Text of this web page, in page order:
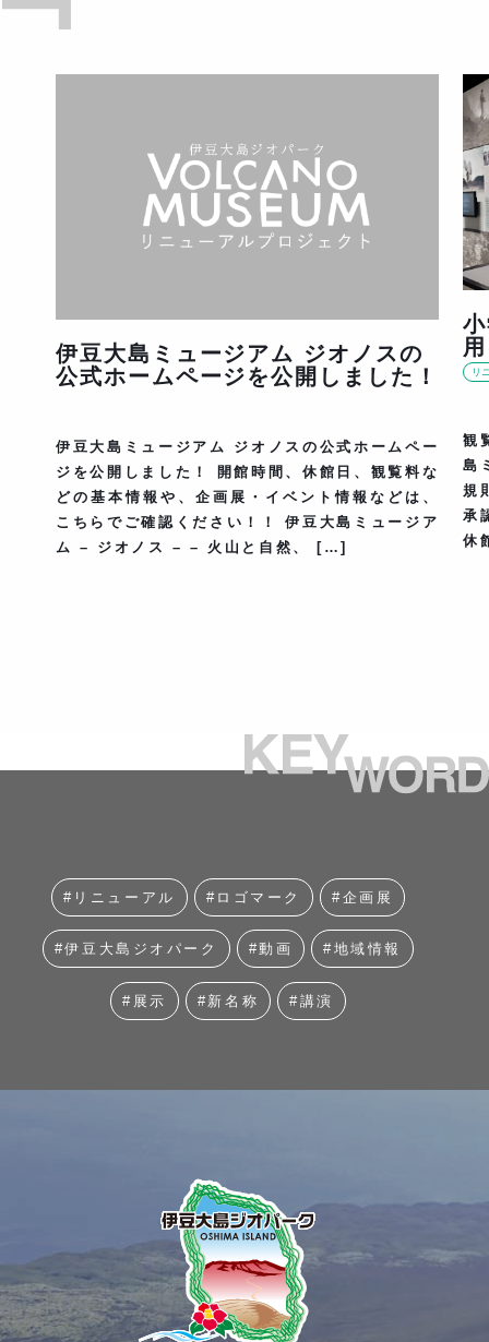
伊豆大島ミュージアム ジオノスの
公式ホームページを公開しました！
伊豆大島ミュージアム ジオノスの公式ホームペー
ジを公開しました！ 開館時間、休館日、観覧料な
どの基本情報や、企画展・イベント情報などは、
こちらでご確認ください！！ 伊豆大島ミュージア
ム – ジオノス – – 火山と自然、 […]
リ
観
島
規
承
休
#リニューアル #ロゴマーク #企画展
#伊豆大島ジオパーク #動画 #地域情報
#展示 #新名称 #講演